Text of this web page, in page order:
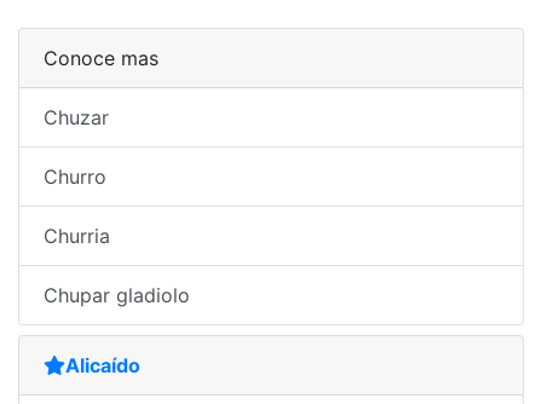
Conoce mas
Chuzar
Churro
Churria
Chupar gladiolo
Alicaído